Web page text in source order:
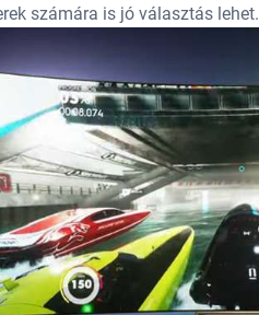
számára is jó választás lehet.